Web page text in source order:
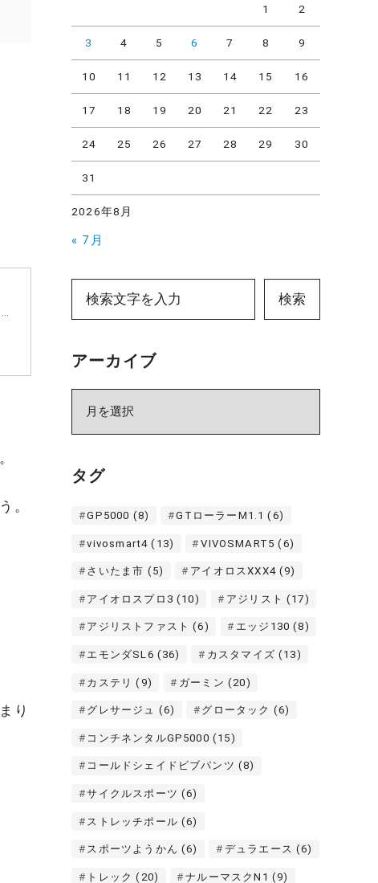
1.もうすぐ納車 皆さん、こんにちは！チャリダーMです。 新型マドンの納車がもうすぐです。8月26日…
。
り
2026年8月
1 2
3 4 5 6 7 8 9
10 11 12 13 14 15 16
17 18 19 20 21 22 23
24 25 26 27 28 29 30
31
« 7月
検索
アーカイブ
イ
タグ
GP5000 (8) GTローラーM1.1 (6)
vivosmart4 (13) VIVOSMART5 (6)
さいたま市 (5) アイオロスXXX4(9)
アイオロスプロ3 (10) アジリスト (17)
アジリストファスト (6) エッジ130 (8)
エモンダSL6 (36) カスタマイズ (13)
カステリ (9) ガーミン (20)
グレサージュ (6) グロータック (6)
コンチネンタルGP5000 (15)
コールドシェイドビブパンツ (8)
サイクルスポーツ (6)
ストレッチポール (6)
スポーツようかん (6) デュラエース (6)
トレック (20) ナルーマスクN1 (9)